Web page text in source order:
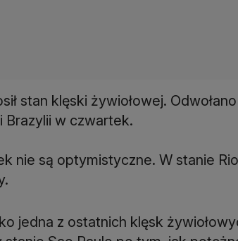
stan klęski żywiołowej.
Brazylii w czwartek.
nie są optymistyczne. W stanie
jedna z ostatnich klęsk